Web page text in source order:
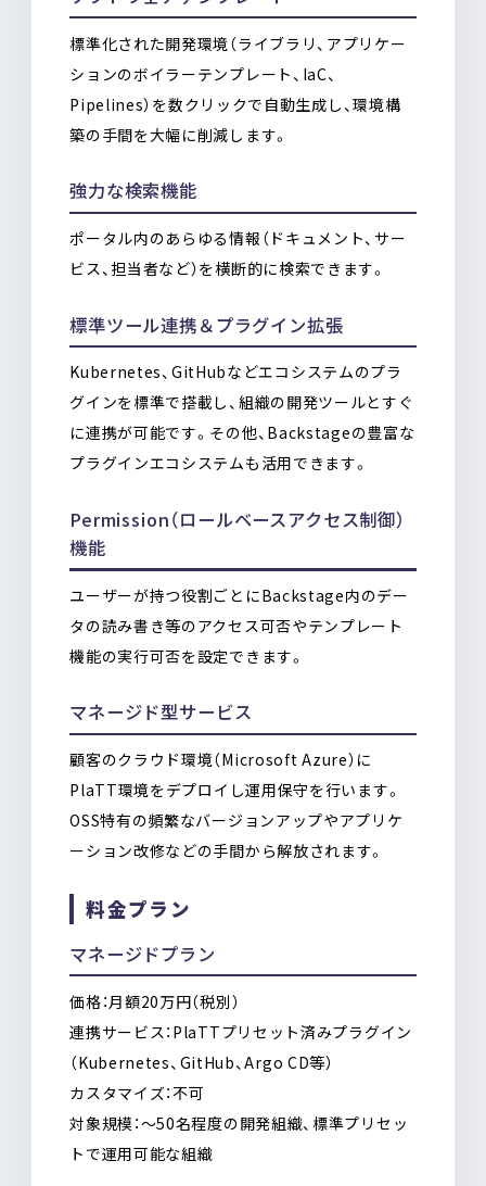
標準化された開発環境（ライブラリ、アプリケー
ションのボイラーテンプレート、IaC、
Pipelines）を数クリックで自動生成し、環境構
築の手間を大幅に削減します。
強力な検索機能
ポータル内のあらゆる情報（ドキュメント、サー
ビス、担当者など）を横断的に検索できます。
標準ツール連携＆プラグイン拡張
Kubernetes、GitHubなどエコシステムのプラ
グインを標準で搭載し、組織の開発ツールとすぐ
に連携が可能です。その他、Backstageの豊富な
プラグインエコシステムも活用できます。
Permission（ロールベースアクセス制御）
機能
ユーザーが持つ役割ごとにBackstage内のデー
タの読み書き等のアクセス可否やテンプレート
機能の実行可否を設定できます。
マネージド型サービス
顧客のクラウド環境（Microsoft Azure）に
PlaTT環境をデプロイし運用保守を行います。
OSS特有の頻繁なバージョンアップやアプリケ
ーション改修などの手間から解放されます。
料金プラン
マネージドプラン
価格：月額20万円（税別）
連携サービス：PlaTTプリセット済みプラグイン
（Kubernetes、GitHub、Argo CD等）
カスタマイズ：不可
対象規模：〜50名程度の開発組織、標準プリセッ
トで運用可能な組織